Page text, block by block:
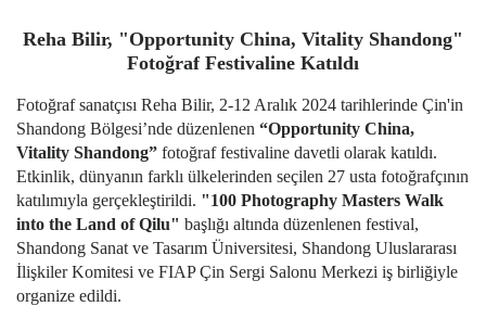
Reha Bilir, "Opportunity China, Vitality Shandong"
Fotoğraf Festivaline Katıldı
Fotoğraf sanatçısı Reha Bilir, 2-12 Aralık 2024 tarihlerinde Çin'in
Shandong Bölgesi’nde düzenlenen “Opportunity China,
Vitality Shandong” fotoğraf festivaline davetli olarak katıldı.
Etkinlik, dünyanın farklı ülkelerinden seçilen 27 usta fotoğrafçının
katılımıyla gerçekleştirildi. "100 Photography Masters Walk
into the Land of Qilu" başlığı altında düzenlenen festival,
Shandong Sanat ve Tasarım Üniversitesi, Shandong Uluslararası
İlişkiler Komitesi ve FIAP Çin Sergi Salonu Merkezi iş birliğiyle
organize edildi.